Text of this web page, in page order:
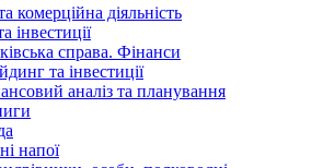
комерційна діяльність
інвестиції
справа. Фінанси
та інвестиції
аналіз та планування
напої